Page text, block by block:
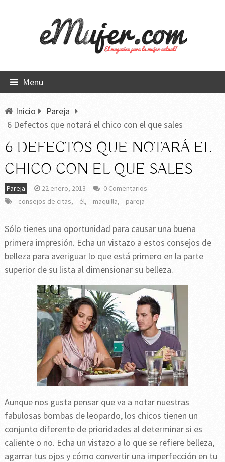
Menu
Inicio
Pareja
6 Defectos que notará el chico con el que sales
6 DEFECTOS QUE NOTARÁ EL
CHICO CON EL QUE SALES
Pareja 22 enero, 2013
0 Comentarios
consejos de citas, él, maquilla, pareja
Sólo tienes una oportunidad para causar una buena
primera impresión. Echa un vistazo a estos consejos de
belleza para averiguar lo que está primero en la parte
superior de su lista al dimensionar su belleza.
Aunque nos gusta pensar que va a notar nuestras
fabulosas bombas de leopardo, los chicos tienen un
conjunto diferente de prioridades al determinar si es
caliente o no. Echa un vistazo a lo que se refiere belleza,
agarrar tus ojos y cómo convertir una imperfección en tu